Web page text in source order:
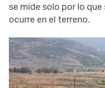
se mide solo por lo
ocurre en el terreno.